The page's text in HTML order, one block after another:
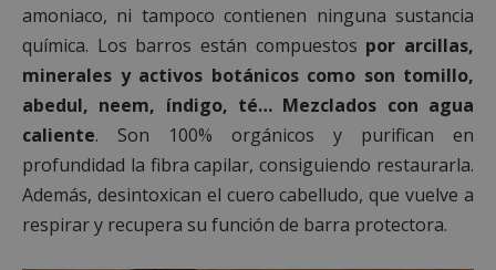
amoniaco, ni tampoco contienen ninguna sustancia
química. Los barros están compuestos por arcillas,
minerales y activos botánicos como son tomillo,
abedul, neem, índigo, té… Mezclados con agua
caliente. Son 100% orgánicos y purifican en
profundidad la fibra capilar, consiguiendo restaurarla.
Además, desintoxican el cuero cabelludo, que vuelve a
respirar y recupera su función de barra protectora.